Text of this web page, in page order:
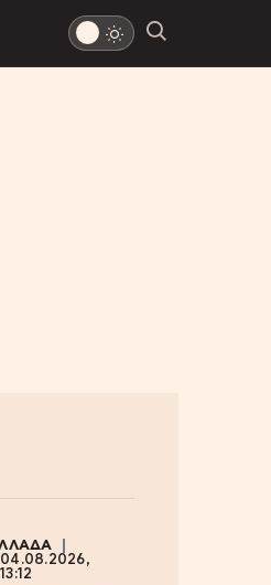
04.08.2026,
13:12